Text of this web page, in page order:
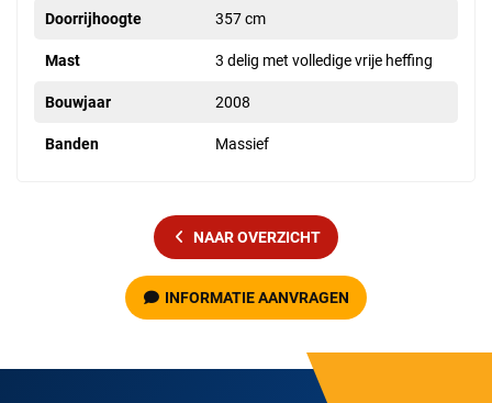
Doorrijhoogte 357 cm
Mast 3 delig met volledige vrije heffing
Bouwjaar 2008
Banden Massief
NAAR OVERZICHT
INFORMATIE AANVRAGEN